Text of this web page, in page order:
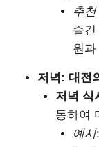
추
즐
원
저녁: 대전
저녁 식
동하여
예시